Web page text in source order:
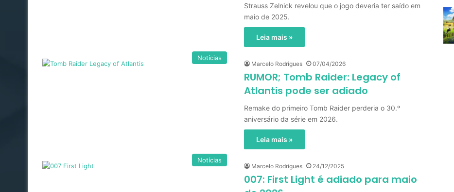
Strauss Zelnick revelou que o jogo deveria ter saído em
maio de 2025.
Leia mais »
Notícias
Marcelo Rodrigues 07/04/2026
RUMOR; Tomb Raider: Legacy of
Atlantis pode ser adiado
Remake do primeiro Tomb Raider perderia o 30.º
aniversário da série em 2026.
Leia mais »
Notícias
Marcelo Rodrigues 24/12/2025
007: First Light é adiado para maio